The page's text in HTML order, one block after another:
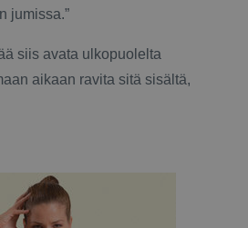
jumissa.”
siis avata ulkopuolelta
aikaan ravita sitä sisältä,